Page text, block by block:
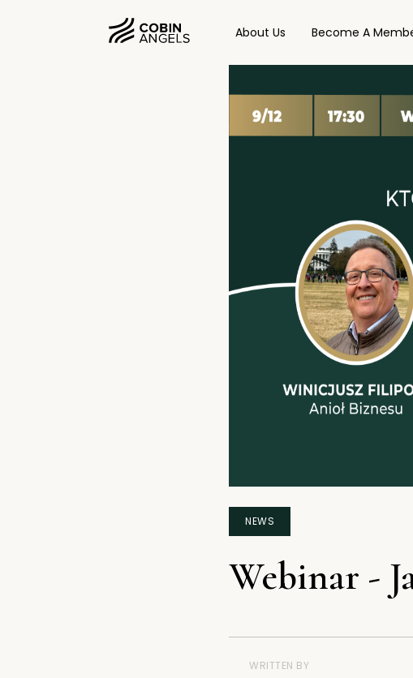
About Us Become A
NEWS
Webinar -
WRITTEN BY